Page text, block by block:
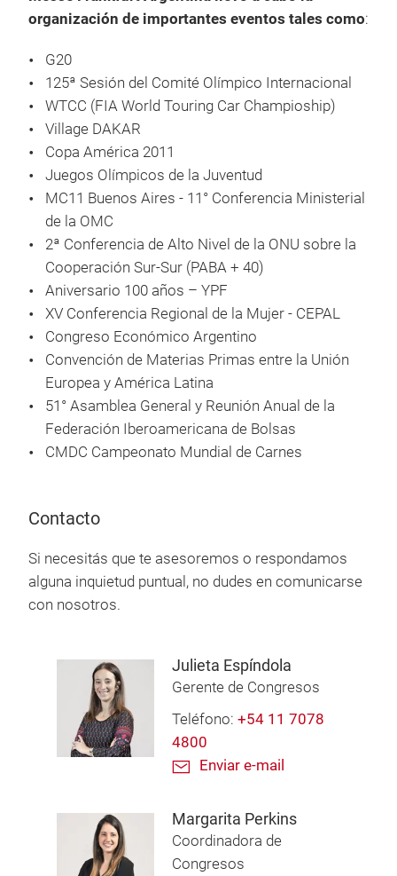
organización de importantes eventos tales como:
G20
125ª Sesión del Comité Olímpico Internacional
WTCC (FIA World Touring Car Champioship)
Village DAKAR
Copa América 2011
Juegos Olímpicos de la Juventud
MC11 Buenos Aires - 11° Conferencia Ministerial
de la OMC
2ª Conferencia de Alto Nivel de la ONU sobre la
Cooperación Sur-Sur (PABA + 40)
Aniversario 100 años – YPF
XV Conferencia Regional de la Mujer - CEPAL
Congreso Económico Argentino
Convención de Materias Primas entre la Unión
Europea y América Latina
51° Asamblea General y Reunión Anual de la
Federación Iberoamericana de Bolsas
CMDC Campeonato Mundial de Carnes
Contacto
Si necesitás que te asesoremos o respondamos
alguna inquietud puntual, no dudes en comunicarse
con nosotros.
Julieta Espíndola
Gerente de Congresos
Teléfono: +54 11 7078
4800
Enviar e-mail
Margarita Perkins
Coordinadora de
Congresos